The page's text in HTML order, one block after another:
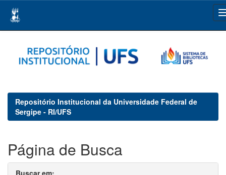
navigation
Repositório Institucional da Universidade Federal de
Sergipe - RI/UFS
Página de Busca
Buscar em: